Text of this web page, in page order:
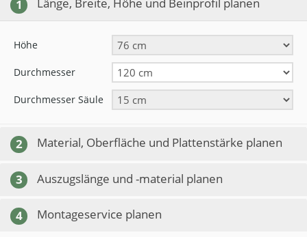
1
Höhe
Durchmesser
Durchmesser Säule
2 Material, Oberfläche und Plattenstärke planen
3 Auszugslänge und -material planen
4 Montageservice planen